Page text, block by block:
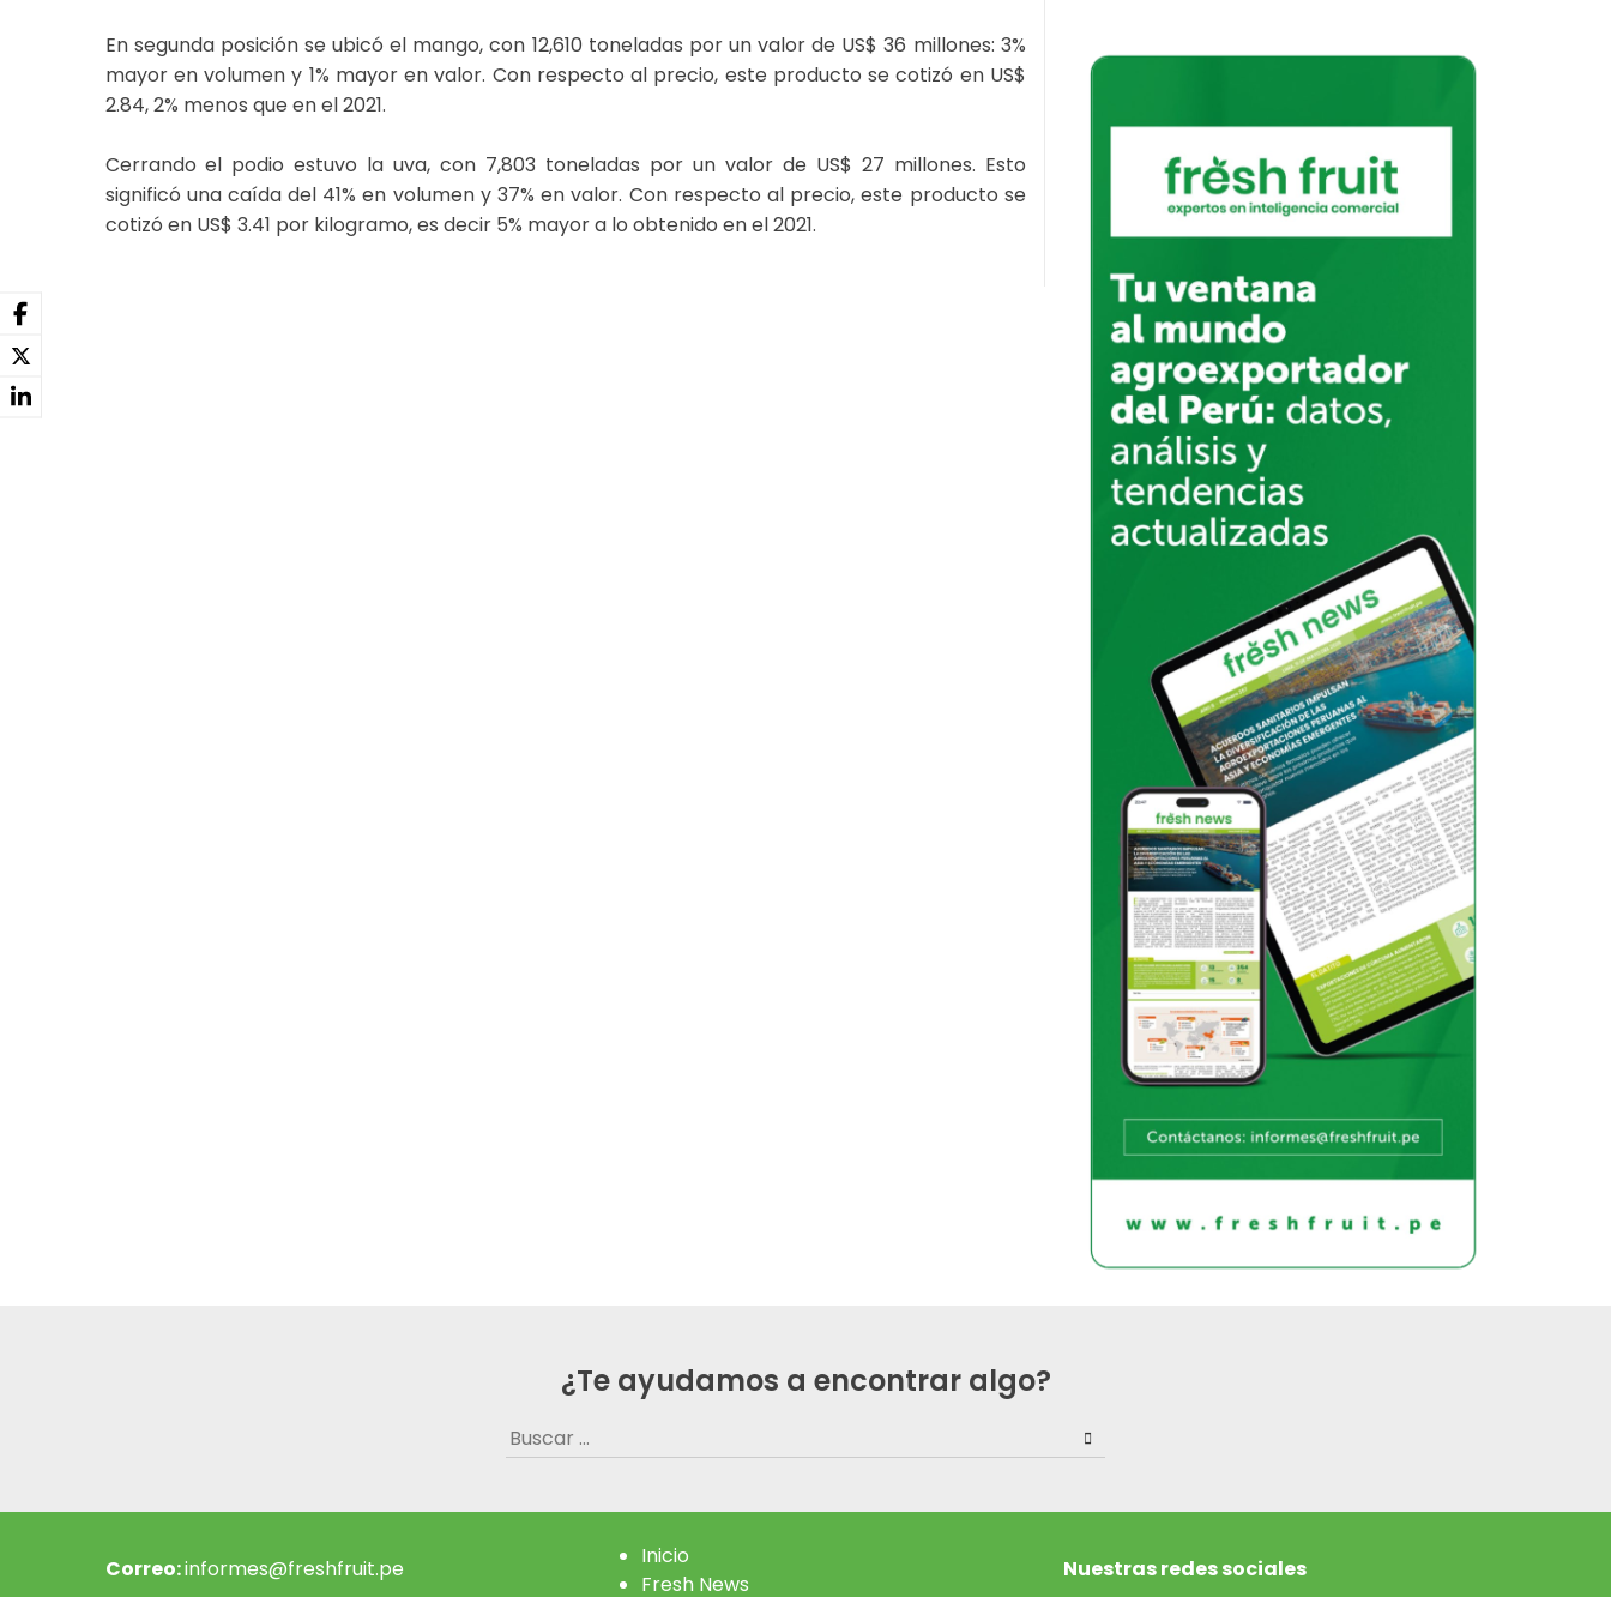
En segunda posición se ubicó el mango, con 12,610 toneladas por un valor de US$ 36 millones: 3%
mayor en volumen y 1% mayor en valor. Con respecto al precio, este producto se cotizó en US$
2.84, 2% menos que en el 2021.
Cerrando el podio estuvo la uva, con 7,803 toneladas por un valor de US$ 27 millones. Esto
significó una caída del 41% en volumen y 37% en valor. Con respecto al precio, este producto se
cotizó en US$ 3.41 por kilogramo, es decir 5% mayor a lo obtenido en el 2021.
¿Te ayudamos a encontrar algo?
Buscar:
Correo:informes@freshfruit.pe
Inicio
Fresh News
Nuestras redes sociales